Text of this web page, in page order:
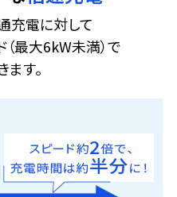
充電に対して
最大6kW未満）で
す。